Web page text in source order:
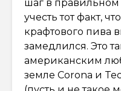
шаг в
учесть тот факт,
крафтового пива
замедлился. Это
американским
земле Corona и